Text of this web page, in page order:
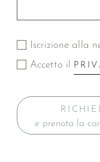
Iscrizione alla
Accetto il
e prenota la